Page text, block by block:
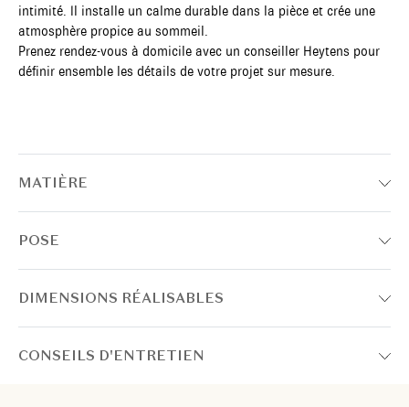
intimité. Il installe un calme durable dans la pièce et crée une
atmosphère propice au sommeil.
Prenez rendez-vous à domicile avec un conseiller Heytens pour
définir ensemble les détails de votre projet sur mesure.
MATIÈRE
POSE
DIMENSIONS RÉALISABLES
CONSEILS D'ENTRETIEN